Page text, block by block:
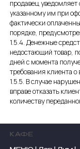
продавец уведомляет
указанному им при
фактически
порядке,
1.5.4. Денежные
недостающий товар,
дней с момента
требования клиента о
1.5.5. В случае
вправе отказать
количеству
КАФЕ